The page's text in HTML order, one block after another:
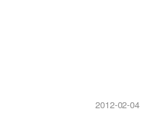
2012-02-04